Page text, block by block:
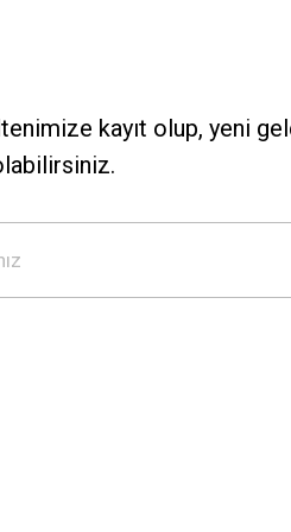
kayıt olup, yeni